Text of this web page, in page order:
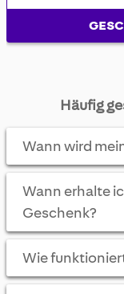
Häufig
Wann wird
Wann erhalte
Geschenk?
Wie